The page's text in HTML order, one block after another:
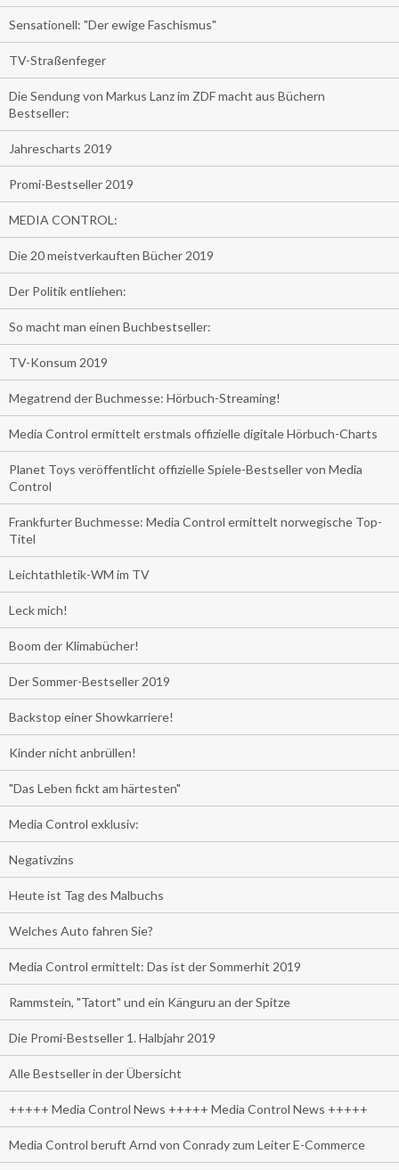
Sensationell: "Der ewige Faschismus"
TV-Straßenfeger
Die Sendung von Markus Lanz im ZDF macht aus Büchern
Bestseller:
Jahrescharts 2019
Promi-Bestseller 2019
MEDIA CONTROL:
Die 20 meistverkauften Bücher 2019
Der Politik entliehen:
So macht man einen Buchbestseller:
TV-Konsum 2019
Megatrend der Buchmesse: Hörbuch-Streaming!
Media Control ermittelt erstmals offizielle digitale Hörbuch-Charts
Planet Toys veröffentlicht offizielle Spiele-Bestseller von Media
Control
Frankfurter Buchmesse: Media Control ermittelt norwegische Top-
Titel
Leichtathletik-WM im TV
Leck mich!
Boom der Klimabücher!
Der Sommer-Bestseller 2019
Backstop einer Showkarriere!
Kinder nicht anbrüllen!
"Das Leben fickt am härtesten"
Media Control exklusiv:
Negativzins
Heute ist Tag des Malbuchs
Welches Auto fahren Sie?
Media Control ermittelt: Das ist der Sommerhit 2019
Rammstein, "Tatort" und ein Känguru an der Spitze
Die Promi-Bestseller 1. Halbjahr 2019
Alle Bestseller in der Übersicht
+++++ Media Control News +++++ Media Control News +++++
Media Control beruft Arnd von Conrady zum Leiter E-Commerce